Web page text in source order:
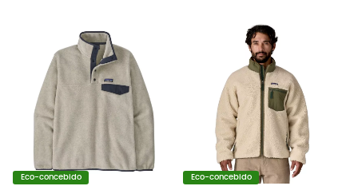
Eco-concebido Eco-concebido